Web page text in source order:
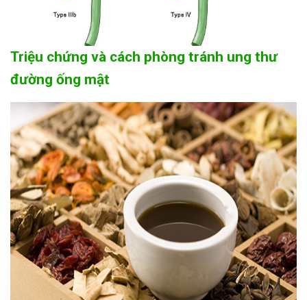
Triệu chứng và cách phòng tránh ung thư
đường ống mật